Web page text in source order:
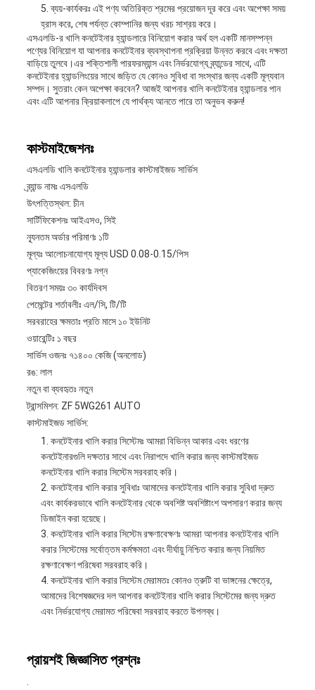
ব্যয়-কার্যকরঃ এই পণ্য অতিরিক্ত শ্রমের প্রয়োজন দূর করে এবং অপেক্ষা সময়
হ্রাস করে, শেষ পর্যন্ত কোম্পানির জন্য খরচ সাশ্রয় করে।
এসএলডি-র খালি কনটেইনার হ্যান্ডলারে বিনিয়োগ করার অর্থ হল একটি মানসম্পন্ন
পণ্যের বিনিয়োগ যা আপনার কনটেইনার ব্যবস্থাপনা প্রক্রিয়া উন্নত করবে এবং দক্ষতা
বাড়িয়ে তুলবে।এর শক্তিশালী পারফরম্যান্স এবং নির্ভরযোগ্য ব্র্যান্ডের সাথে, এটি
কনটেইনার হ্যান্ডলিংয়ের সাথে জড়িত যে কোনও সুবিধা বা সংস্থার জন্য একটি মূল্যবান
সম্পদ। সুতরাং কেন অপেক্ষা করবেন? আজই আপনার খালি কনটেইনার হ্যান্ডলার পান
এবং এটি আপনার ক্রিয়াকলাপে যে পার্থক্য আনতে পারে তা অনুভব করুন!
কাস্টমাইজেশনঃ
এসএলডি খালি কনটেইনার হ্যান্ডলার কাস্টমাইজড সার্ভিস
ব্র্যান্ড নামঃ এসএলডি
উৎপত্তিস্থল: চীন
সার্টিফিকেশনঃ আইএসও, সিই
ন্যূনতম অর্ডার পরিমাণঃ ১টি
মূল্যঃ আলোচনাযোগ্য মূল্য USD 0.08-0.15/পিস
প্যাকেজিংয়ের বিবরণঃ নগ্ন
বিতরণ সময়ঃ ৩০ কার্যদিবস
পেমেন্টের শর্তাবলীঃ এল/সি, টি/টি
সরবরাহের ক্ষমতাঃ প্রতি মাসে ১০ ইউনিট
ওয়ারেন্টিঃ ১ বছর
সার্ভিস ওজনঃ ৭১৪০০ কেজি (অনলোড)
রঙ: লাল
নতুন বা ব্যবহৃতঃ নতুন
ট্রান্সমিশন: ZF 5WG261 AUTO
কাস্টমাইজড সার্ভিস:
কনটেইনার খালি করার সিস্টেমঃ আমরা বিভিন্ন আকার এবং ধরণের
কনটেইনারগুলি দক্ষতার সাথে এবং নিরাপদে খালি করার জন্য কাস্টমাইজড
কনটেইনার খালি করার সিস্টেম সরবরাহ করি।
কনটেইনার খালি করার সুবিধাঃ আমাদের কনটেইনার খালি করার সুবিধা দ্রুত
এবং কার্যকরভাবে খালি কনটেইনার থেকে অবশিষ্ট অবশিষ্টাংশ অপসারণ করার জন্য
ডিজাইন করা হয়েছে।
কনটেইনার খালি করার সিস্টেম রক্ষণাবেক্ষণঃ আমরা আপনার কনটেইনার খালি
করার সিস্টেমের সর্বোত্তম কর্মক্ষমতা এবং দীর্ঘায়ু নিশ্চিত করার জন্য নিয়মিত
রক্ষণাবেক্ষণ পরিষেবা সরবরাহ করি।
কনটেইনার খালি করার সিস্টেম মেরামতঃ কোনও ত্রুটি বা ভাঙ্গনের ক্ষেত্রে,
আমাদের বিশেষজ্ঞদের দল আপনার কনটেইনার খালি করার সিস্টেমের জন্য দ্রুত
এবং নির্ভরযোগ্য মেরামত পরিষেবা সরবরাহ করতে উপলব্ধ।
প্রায়শই জিজ্ঞাসিত প্রশ্নঃ
.